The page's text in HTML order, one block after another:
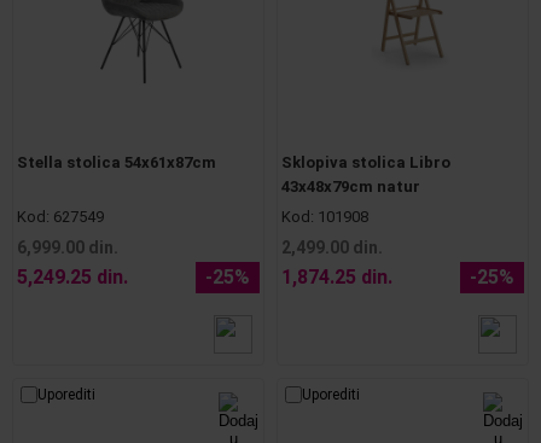
Stella stolica 54x61x87cm
Kod: 627549
6,999.00 din.
5,249.25 din. -25%
Sklopiva stolica Libro
43x48x79cm natur
Kod: 101908
2,499.00 din.
1,874.25 din. -25%
Uporediti Uporediti